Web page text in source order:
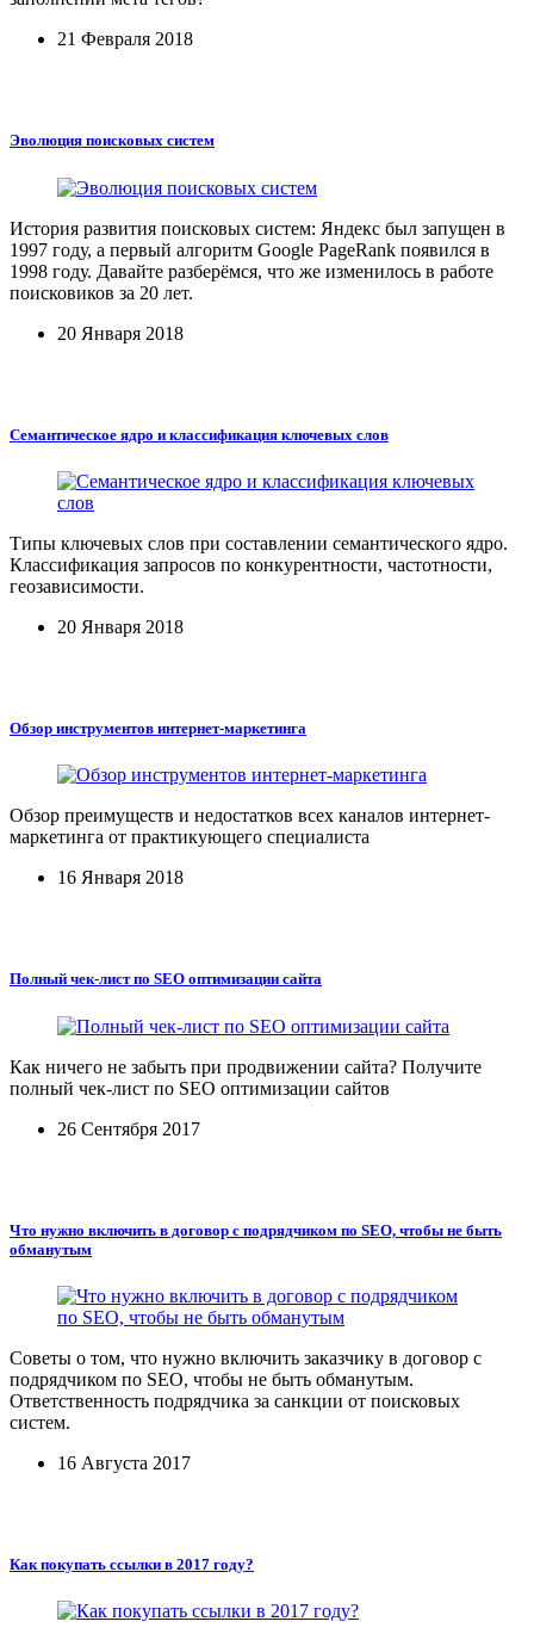
21 Февраля 2018
Эволюция поисковых систем
История развития поисковых систем: Яндекс был запущен в
1997 году, а первый алгоритм Google PageRank появился в
1998 году. Давайте разберёмся, что же изменилось в работе
поисковиков за 20 лет.
20 Января 2018
Семантическое ядро и классификация ключевых слов
Типы ключевых слов при составлении семантического ядро.
Классификация запросов по конкурентности, частотности,
геозависимости.
20 Января 2018
Обзор инструментов интернет-маркетинга
Обзор преимуществ и недостатков всех каналов интернет-
маркетинга от практикующего специалиста
16 Января 2018
Полный чек-лист по SEO оптимизации сайта
Как ничего не забыть при продвижении сайта? Получите
полный чек-лист по SEO оптимизации сайтов
26 Сентября 2017
Что нужно включить в договор с подрядчиком по SEO, чтобы не быть
обманутым
Советы о том, что нужно включить заказчику в договор с
подрядчиком по SEO, чтобы не быть обманутым.
Ответственность подрядчика за санкции от поисковых
систем.
16 Августа 2017
Как покупать ссылки в 2017 году?